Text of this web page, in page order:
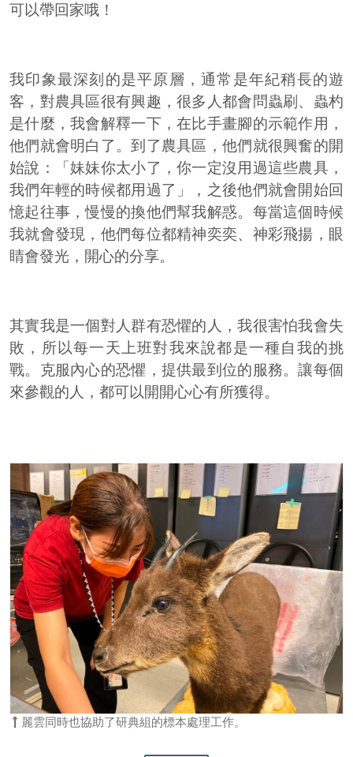
可以帶回家哦！
我印象最深刻的是平原層，通常是年紀稍長的遊
客，對農具區很有興趣，很多人都會問蟲刷、蟲杓
是什麼，我會解釋一下，在比手畫腳的示範作用，
他們就會明白了。到了農具區，他們就很興奮的開
始說：「妹妹你太小了，你一定沒用過這些農具，
我們年輕的時候都用過了」，之後他們就會開始回
憶起往事，慢慢的換他們幫我解惑。每當這個時候
我就會發現，他們每位都精神奕奕、神彩飛揚，眼
睛會發光，開心的分享。
其實我是一個對人群有恐懼的人，我很害怕我會失
敗，所以每一天上班對我來說都是一種自我的挑
戰。克服內心的恐懼，提供最到位的服務。讓每個
來參觀的人，都可以開開心心有所獲得。
麗雲同時也協助了研典組的標本處理工作。